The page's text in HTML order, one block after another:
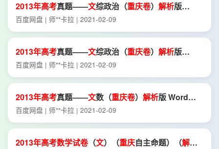
2013年高考真题——文综政治（重庆卷） 解析版
Word版含解析[* 高考] (2)
百度网盘 | 师**卡拉 | 2021-02-09
2013年高考真题——文综政治（重庆卷） 解析版
Word版含解析[* 高考] (1)
百度网盘 | 师**卡拉 | 2021-02-09
2013年高考真题——文数（重庆卷） 解析版 Word版
含答案[* 高考]
百度网盘 | 师**卡拉 | 2021-02-09
2013年高考数学试卷（文）（重庆自主命题）（解析